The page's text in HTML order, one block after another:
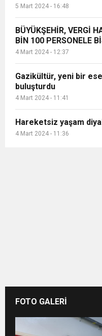
5 Mart 2024 - 16:48
BÜYÜKŞEHİR, VERGİ
BİN 100 PERSONELE
4 Mart 2024 - 12:37
Gazikültür, yeni bir
buluşturdu
4 Mart 2024 - 11:41
Hareketsiz yaşam
4 Mart 2024 - 11:36
FOTO GALERİ